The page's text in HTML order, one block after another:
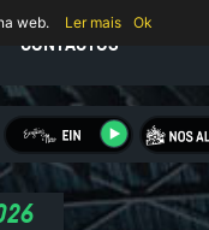
CONTACTOS
web. Ler mais Ok